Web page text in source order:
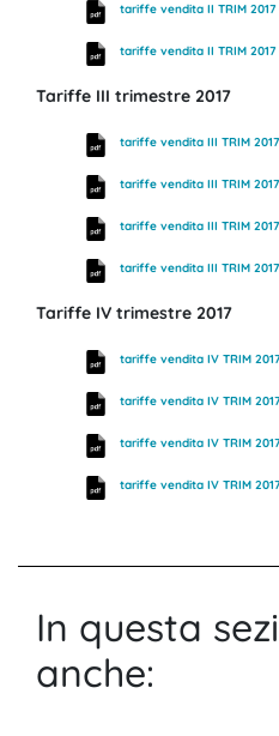
tariffe vendita II TRIM 2017
tariffe vendita II TRIM
Tariffe III trimestre 2017
tariffe vendita III TRIM
tariffe vendita III TRIM
tariffe vendita III TRIM
tariffe vendita III TRIM
Tariffe IV trimestre 2017
tariffe vendita IV TRIM
tariffe vendita IV TRIM
tariffe vendita IV TRIM
tariffe vendita IV TRIM
In questa
anche: